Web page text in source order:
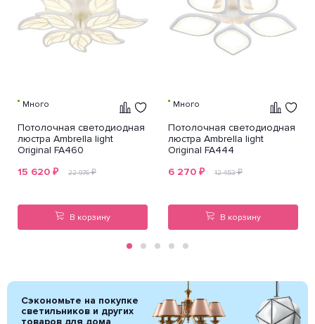
Много
Потолочная светодиодная
люстра Ambrella light
Original FA460
15 620 ₽ 22 976₽
В корзину
Много
Потолочная светодиодная
люстра Ambrella light
Original FA444
6 270 ₽ 12 453₽
В корзину
Сэкономьте на покупке
светильников и других